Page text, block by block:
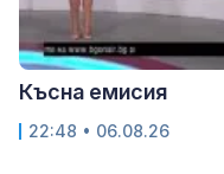
Късна емисия
22:48 • 06.08.26